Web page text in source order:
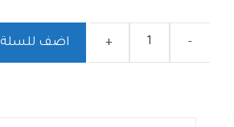
-
+ اضف للسلة